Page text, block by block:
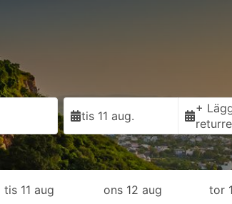
tis 11 aug.
+
tis 11 aug ons 12 aug tor